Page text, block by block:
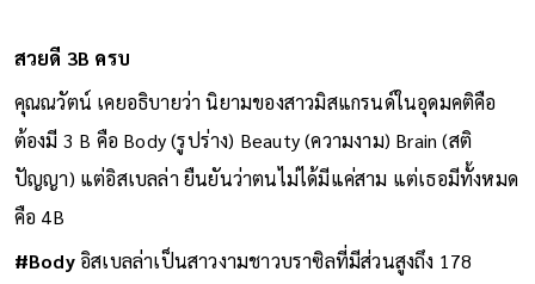
สวยดี 3B ครบ
คุณณวัตน์ เคยอธิบายว่า นิยามของสาวมิสแกรนด์ในอุดมคติคือ
ต้องมี 3 B คือ Body (รูปร่าง) Beauty (ความงาม) Brain (สติ
ปัญญา) แต่อิสเบลล่า ยืนยันว่าตนไม่ได้มีแค่สาม แต่เธอมีทั้งหมด
คือ 4B
#Bodyอิสเบลล่าเป็นสาวงามชาวบราซิลที่มีส่วนสูงถึง 178